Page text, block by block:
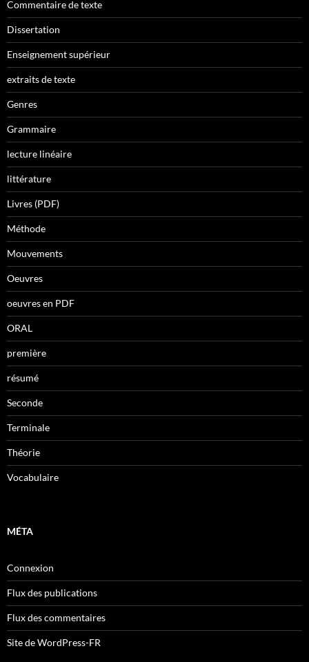
Commentaire de texte
Dissertation
Enseignement supérieur
extraits de texte
Genres
Grammaire
lecture linéaire
littérature
Livres (PDF)
Méthode
Mouvements
Oeuvres
oeuvres en PDF
ORAL
première
résumé
Seconde
Terminale
Théorie
Vocabulaire
MÉTA
Connexion
Flux des publications
Flux des commentaires
Site de WordPress-FR